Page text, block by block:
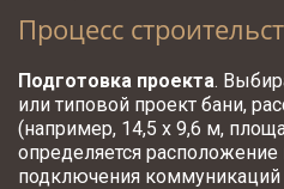
Процесс
Подготовка проекта.
или типовой проект бани,
(например, 14,5 х 9,6 м,
определяется расположение
подключения коммуникаций